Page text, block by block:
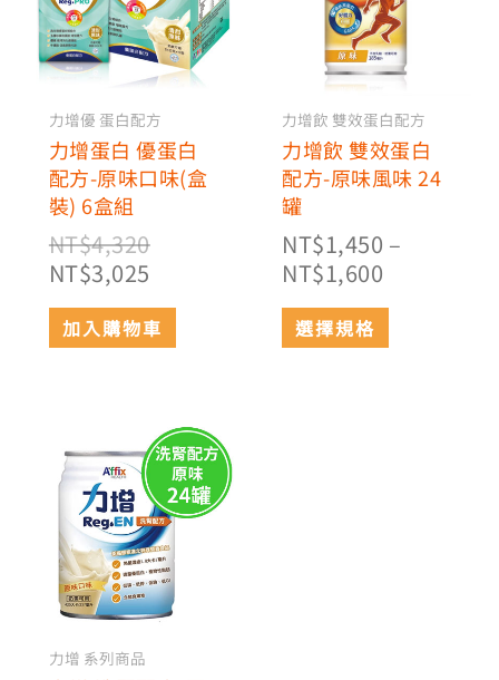
力增優 蛋白配方
力增蛋白 優蛋白
配方-原味口味(盒
裝) 6盒組
NT$4,320
NT$4,320。
NT$3,025
NT$3,025。
加入購物車
力增飲 雙效蛋白配方
力增飲 雙效蛋白
配方-原味風味 24
罐
NT$1,450 –
NT$1,600
NT$1,450
到
NT$1,600
選擇規格
多
種
款
可
在
產
擇
選
力增 系列商品
價
格
範
圍：
NT$2,390
到
NT$2,540
此
產
品
有
多
種
款
式。